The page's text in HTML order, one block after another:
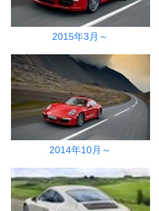
2015年3月～
2014年10月～